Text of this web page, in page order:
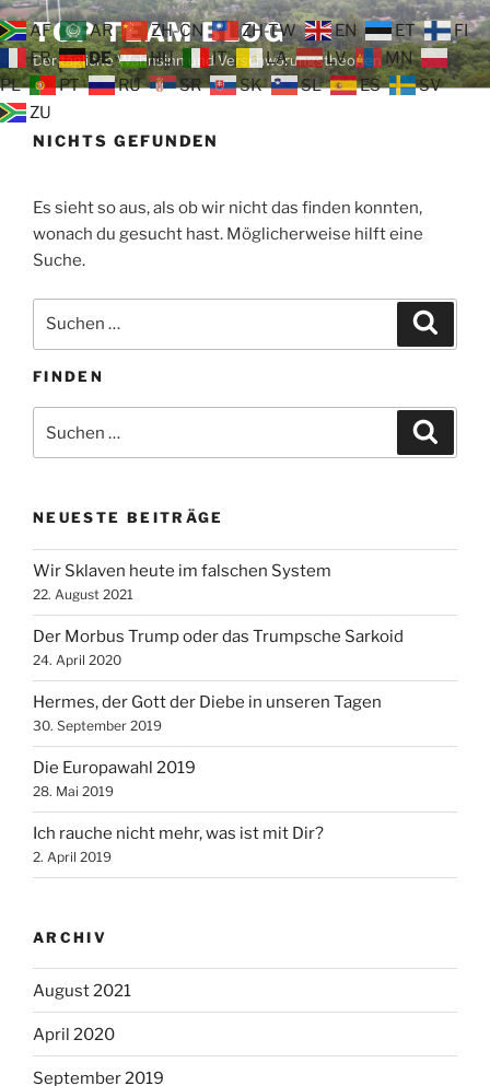
Zum
Inhalt
springen
TOP TEAM BLOG
Der tägliche Wahnsinn und Verschwörungstheorien
NICHTS GEFUNDEN
Es sieht so aus, als ob wir nicht das finden konnten,
wonach du gesucht hast. Möglicherweise hilft eine
Suche.
nach:
FINDEN
nach:
NEUESTE BEITRÄGE
Wir Sklaven heute im falschen System
22. August 2021
Der Morbus Trump oder das Trumpsche Sarkoid
24. April 2020
Hermes, der Gott der Diebe in unseren Tagen
30. September 2019
Die Europawahl 2019
28. Mai 2019
Ich rauche nicht mehr, was ist mit Dir?
2. April 2019
ARCHIV
August 2021
April 2020
September 2019
AF AR ZH-CN ZH-TW EN ET
FI
FR
DE HU IT LA LV
MN
PL
PT RU SR SK SL ES
SV
ZU